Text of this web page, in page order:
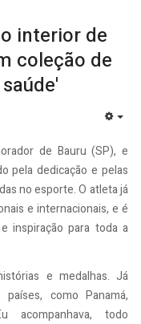
interior de
coleção de
de Bauru (SP), e
pela dedicação e pelas
no esporte. O atleta já
e internacionais, e é
inspiração para toda a
e medalhas. Já
como Panamá,
acompanhava, todo